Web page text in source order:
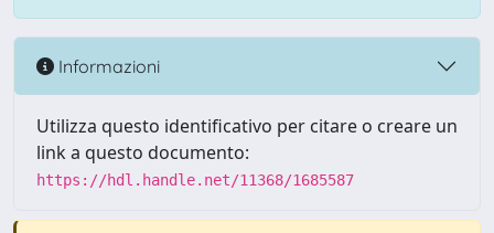
Informazioni
Utilizza questo identificativo per citare o creare un
link a questo documento:
https://hdl.handle.net/11368/1685587